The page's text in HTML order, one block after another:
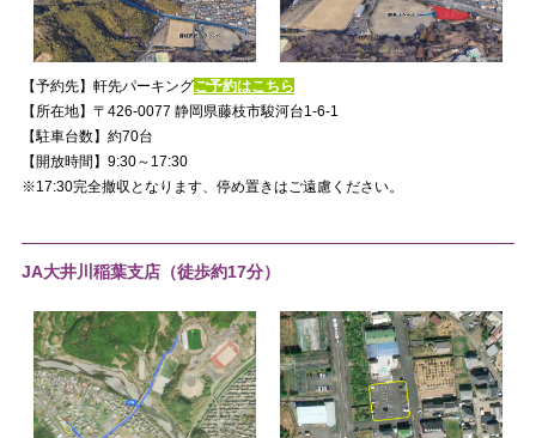
【予約先】軒先パーキングご予約はこちら
【所在地】〒426-0077 静岡県藤枝市駿河台1-6-1
【駐車台数】約70台
【開放時間】9:30～17:30
※17:30完全撤収となります、停め置きはご遠慮ください。
JA大井川稲葉支店（徒歩約17分）